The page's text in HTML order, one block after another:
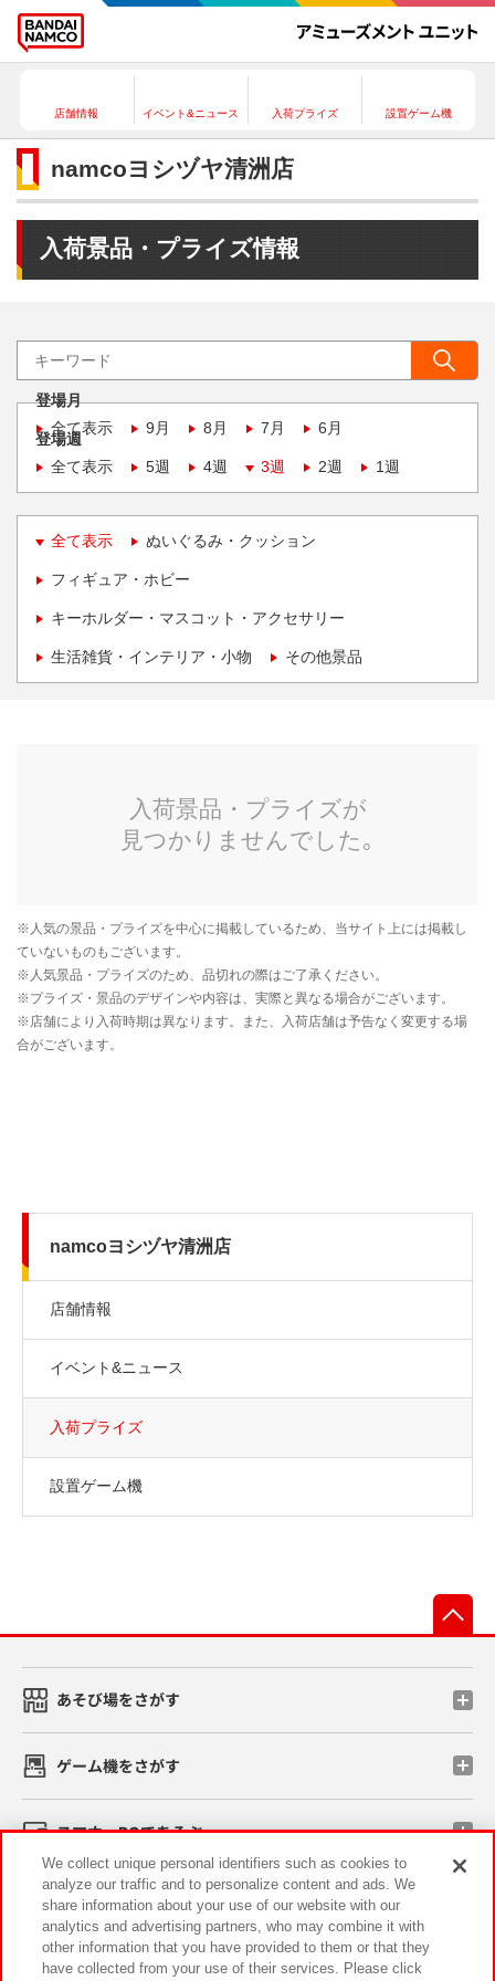
店舗情報 イベント&ニュース 入荷プライズ 設置ゲーム機
namcoヨシヅヤ清洲店
入荷景品・プライズ情報
登場月
全て表示
9月 8月 7月 6月
登場週
全て表示
5週 4週 3週 2週 1週
全て表示 ぬいぐるみ・クッション
フィギュア・ホビー
キーホルダー・マスコット・アクセサリー
生活雑貨・インテリア・小物 その他景品
namcoヨシヅヤ清洲店
店舗情報
イベント&ニュース
入荷プライズ
設置ゲーム機
あそび場をさがす
ゲーム機をさがす
スマホ・PCであそぶ
イベント・キャンペーン
We collect unique personal identifiers such as cookies to
analyze our traffic and to personalize content and ads. We
share information about your use of our website with our
analytics and advertising partners, who may combine it with
other information that you have provided to them or that they
have collected from your use of their services. Please click